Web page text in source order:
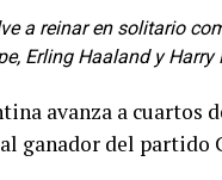
a reinar en solitario
Erling Haaland y Harry
avanza a cuartos
ganador del partido